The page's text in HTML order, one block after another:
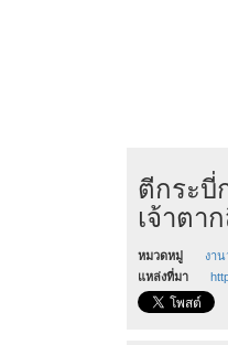
ตีกระบี่
เจ้าตา
หมวดหมู่
งา
แหล่งที่มา